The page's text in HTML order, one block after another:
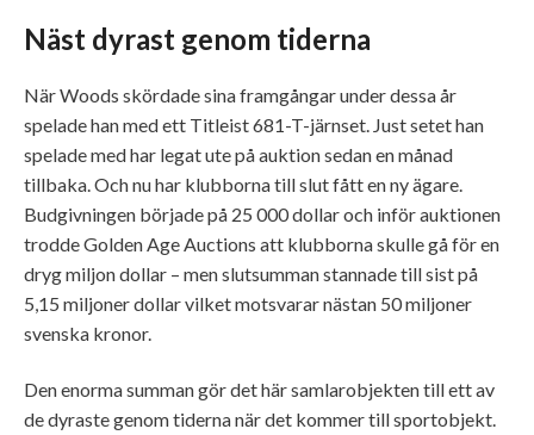
Näst dyrast genom tiderna
När Woods skördade sina framgångar under dessa år
spelade han med ett Titleist 681-T-järnset. Just setet han
spelade med har legat ute på auktion sedan en månad
tillbaka. Och nu har klubborna till slut fått en ny ägare.
Budgivningen började på 25 000 dollar och inför auktionen
trodde Golden Age Auctions att klubborna skulle gå för en
dryg miljon dollar – men slutsumman stannade till sist på
5,15 miljoner dollar vilket motsvarar nästan 50 miljoner
svenska kronor.
Den enorma summan gör det här samlarobjekten till ett av
de dyraste genom tiderna när det kommer till sportobjekt.